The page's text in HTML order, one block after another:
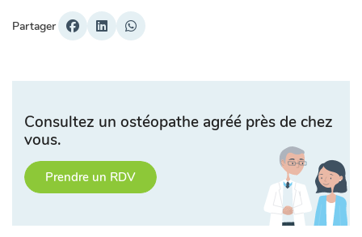
Partager
Consultez un ostéopathe agréé près de chez
vous.
Prendre un RDV